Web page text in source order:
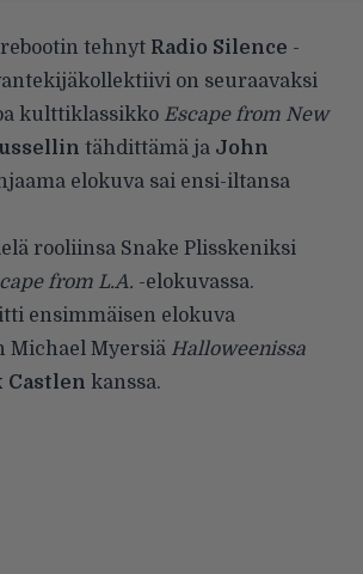
tehnyt Radio Silence -
on seuraavaksi
kulttiklassikko Escape from New
tähdittämä ja John
elokuva sai ensi-iltansa
rooliinsa Snake Plisskeniksi
from L.A. -elokuvassa.
ensimmäisen elokuva
Michael Myersiä Halloweenissa
Castlen kanssa.